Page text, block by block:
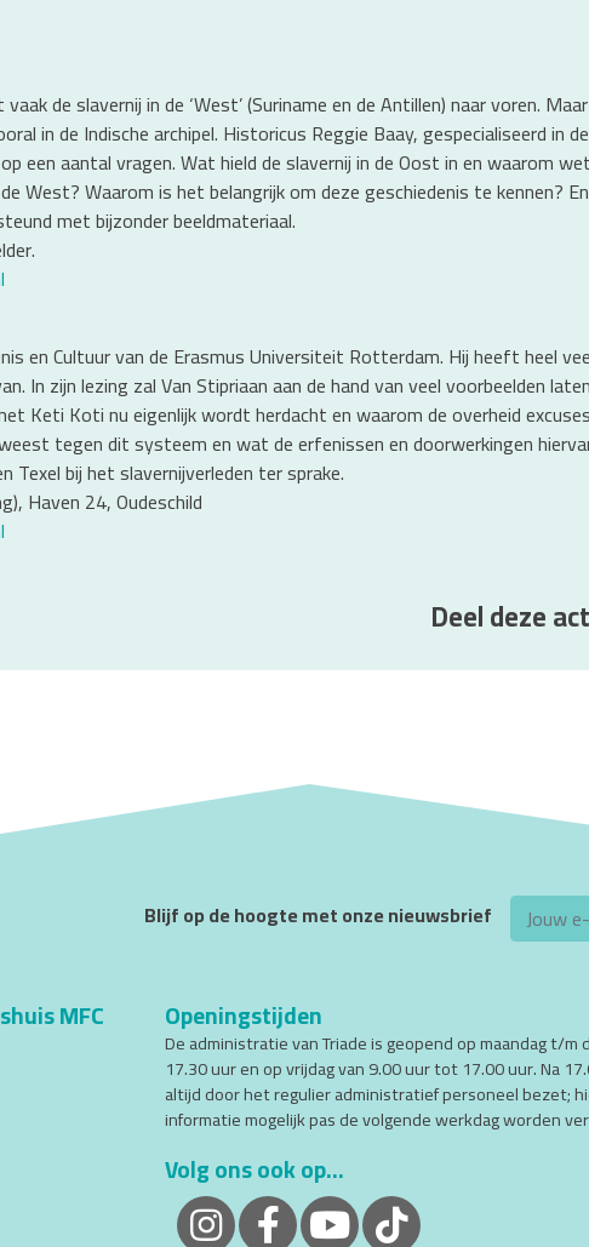
de slavernij in de ‘West’ (Suriname en de Antillen) naar voren.
in de Indische archipel. Historicus Reggie Baay, gespecialiseerd in
een aantal vragen. Wat hield de slavernij in de Oost in en waarom
West? Waarom is het belangrijk om deze geschiedenis te kennen?
met bijzonder beeldmateriaal.
en Cultuur van de Erasmus Universiteit Rotterdam. Hij heeft heel
In zijn lezing zal Van Stipriaan aan de hand van veel voorbeelden
Keti Koti nu eigenlijk wordt herdacht en waarom de overheid
tegen dit systeem en wat de erfenissen en doorwerkingen
bij het slavernijverleden ter sprake.
Haven 24, Oudeschild
Deel deze
Blijf op de hoogte met onze nieuwsbrief
MFC Openingstijden
De administratie van Triade is geopend op maandag t/m
17.30 uur en op vrijdag van 9.00 uur tot 17.00 uur. Na
altijd door het regulier administratief personeel bezet;
informatie mogelijk pas de volgende werkdag worden
Volg ons ook op...
Triade InstagramTriade Facebook
Traide YouTube